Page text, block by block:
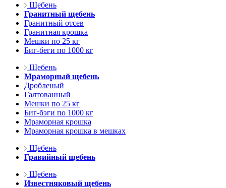
Щебень
Гранитный щебень
Гранитный отсев
Гранитная крошка
Мешки по 25 кг
Биг-беги по 1000 кг
Щебень
Мраморный щебень
Дробленый
Галтованный
Мешки по 25 кг
Биг-бэги по 1000 кг
Мраморная крошка
Мраморная крошка в мешках
Щебень
Гравийный щебень
Щебень
Известняковый щебень